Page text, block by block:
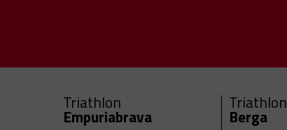
Triathlon
Empuriabrava
Triathlon
Berga